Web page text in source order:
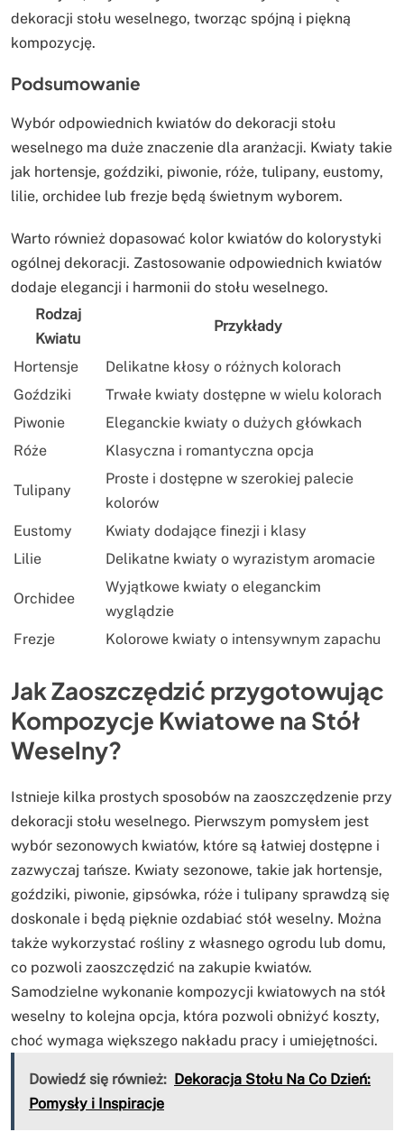
dekoracji stołu weselnego, tworząc spójną i piękną
kompozycję.
Podsumowanie
Wybór odpowiednich kwiatów do dekoracji stołu
weselnego ma duże znaczenie dla aranżacji. Kwiaty takie
jak hortensje, goździki, piwonie, róże, tulipany, eustomy,
lilie, orchidee lub frezje będą świetnym wyborem.
Warto również dopasować kolor kwiatów do kolorystyki
ogólnej dekoracji. Zastosowanie odpowiednich kwiatów
dodaje elegancji i harmonii do stołu weselnego.
Rodzaj
Kwiatu
Przykłady
Hortensje
Delikatne kłosy o różnych kolorach
Goździki
Trwałe kwiaty dostępne w wielu kolorach
Piwonie
Eleganckie kwiaty o dużych główkach
Róże
Klasyczna i romantyczna opcja
Tulipany
Proste i dostępne w szerokiej palecie
kolorów
Eustomy
Kwiaty dodające finezji i klasy
Lilie
Delikatne kwiaty o wyrazistym aromacie
Orchidee
Wyjątkowe kwiaty o eleganckim
wyglądzie
Frezje
Kolorowe kwiaty o intensywnym zapachu
Jak Zaoszczędzić przygotowując
Kompozycje Kwiatowe na Stół
Weselny?
Istnieje kilka prostych sposobów na zaoszczędzenie przy
dekoracji stołu weselnego. Pierwszym pomysłem jest
wybór sezonowych kwiatów, które są łatwiej dostępne i
zazwyczaj tańsze. Kwiaty sezonowe, takie jak hortensje,
goździki, piwonie, gipsówka, róże i tulipany sprawdzą się
doskonale i będą pięknie ozdabiać stół weselny. Można
także wykorzystać rośliny z własnego ogrodu lub domu,
co pozwoli zaoszczędzić na zakupie kwiatów.
Samodzielne wykonanie kompozycji kwiatowych na stół
weselny to kolejna opcja, która pozwoli obniżyć koszty,
choć wymaga większego nakładu pracy i umiejętności.
Dowiedź się również: Dekoracja Stołu Na Co Dzień:
Pomysły i Inspiracje